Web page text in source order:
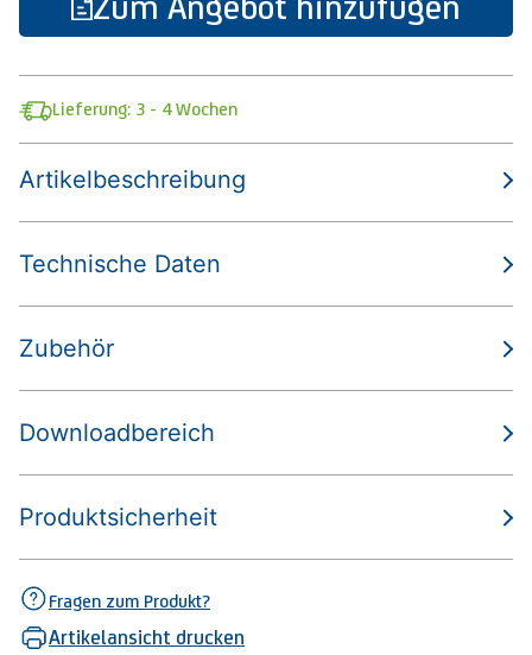
Lieferung: 3 - 4 Wochen
Artikelbeschreibung
Technische Daten
Zubehör
Downloadbereich
Produktsicherheit
Fragen zum Produkt?
Artikelansicht drucken